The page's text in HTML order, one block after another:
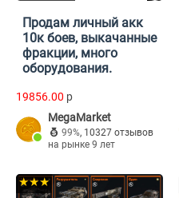
Продам личный акк
10к боев, выкачанные
фракции, много
оборудования.
19856.00 p
MegaMarket
99%, 10327 отзывов
на рынке 9 лет
★★★